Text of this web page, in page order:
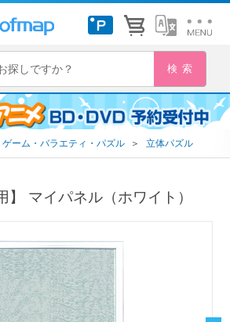
ゲーム・バラエティ・パズル ＞ 立体パズル
】 マイパネル（ホワイト）